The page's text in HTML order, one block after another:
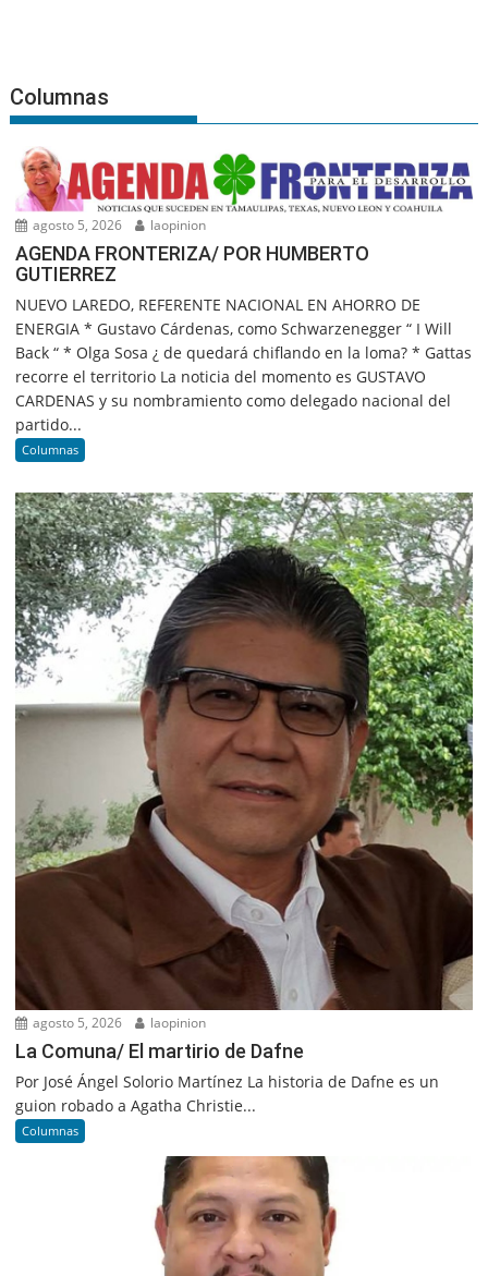
Columnas
agosto 5, 2026 laopinion
AGENDA FRONTERIZA/ POR HUMBERTO
GUTIERREZ
NUEVO LAREDO, REFERENTE NACIONAL EN AHORRO DE
ENERGIA * Gustavo Cárdenas, como Schwarzenegger “ I Will
Back “ * Olga Sosa ¿ de quedará chiflando en la loma? * Gattas
recorre el territorio La noticia del momento es GUSTAVO
CARDENAS y su nombramiento como delegado nacional del
partido...
Columnas
agosto 5, 2026 laopinion
La Comuna/ El martirio de Dafne
Por José Ángel Solorio Martínez La historia de Dafne es un
guion robado a Agatha Christie...
Columnas